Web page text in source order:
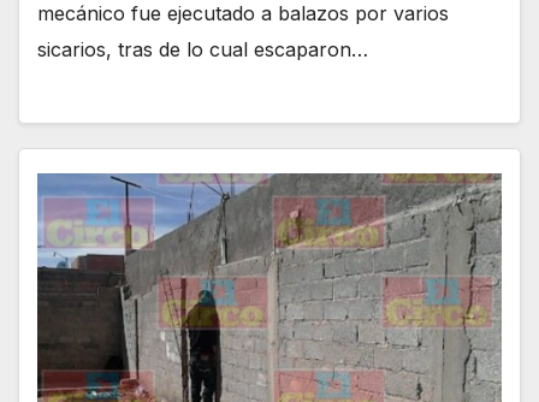
mecánico fue ejecutado a balazos por varios
sicarios, tras de lo cual escaparon…